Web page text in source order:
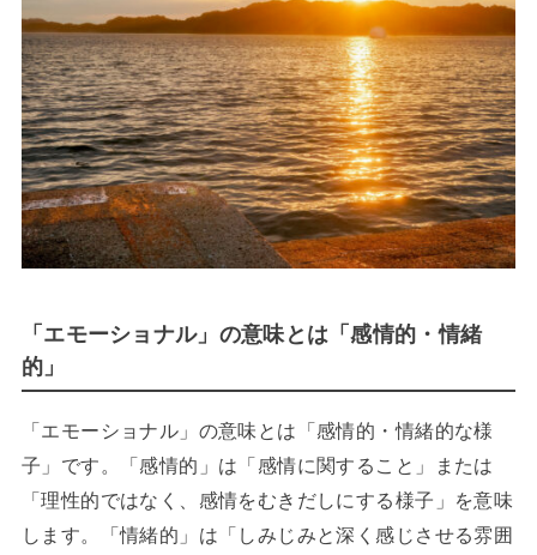
「エモーショナル」の意味とは「感情的・情緒
的」
「エモーショナル」の意味とは「感情的・情緒的な様
子」です。「感情的」は「感情に関すること」または
「理性的ではなく、感情をむきだしにする様子」を意味
します。「情緒的」は「しみじみと深く感じさせる雰囲